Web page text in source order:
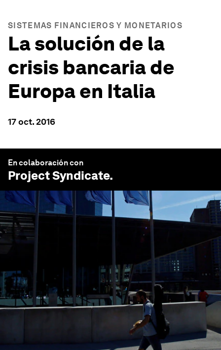
SISTEMAS FINANCIEROS Y MONETARIOS
La solución de la
crisis bancaria de
Europa en Italia
17 oct. 2016
En colaboración con
Project Syndicate.